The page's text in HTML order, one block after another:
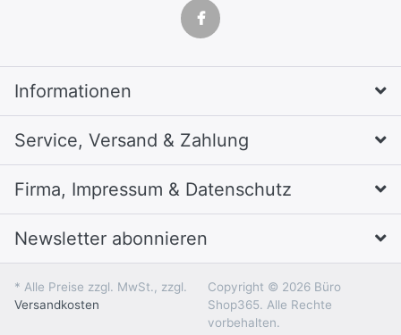
Informationen
Service, Versand & Zahlung
Firma, Impressum & Datenschutz
Newsletter abonnieren
* Alle Preise zzgl. MwSt., zzgl.
Versandkosten
Copyright © 2026 Büro
Shop365. Alle Rechte
vorbehalten.